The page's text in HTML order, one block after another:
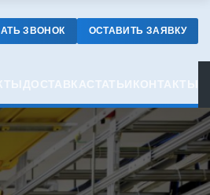
ЗВОНОК ОСТАВИТЬ ЗАЯВКУ
ДОСТАВКАСТАТЬИКОНТАКТЫ